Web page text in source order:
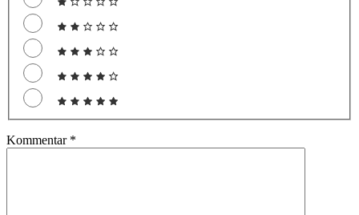
Kommentar *